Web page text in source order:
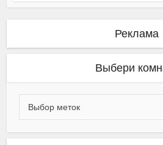
Реклама
Выбери